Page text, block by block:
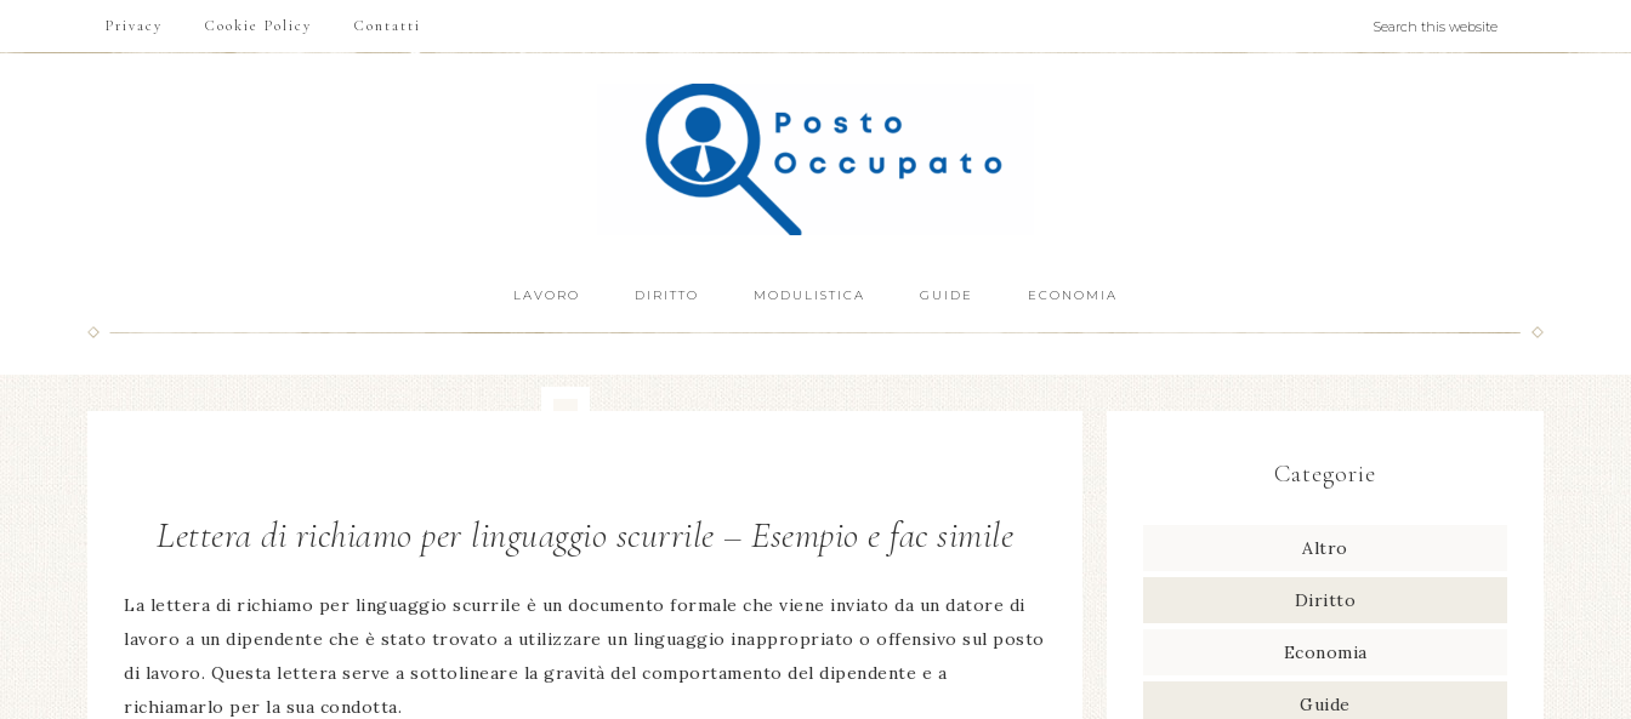
Privacy Cookie Policy Contatti
LAVORO DIRITTO MODULISTICA GUIDE ECONOMIA
Lettera di richiamo per linguaggio scurrile – Esempio e fac simile
La lettera di richiamo per linguaggio scurrile è un documento formale che viene inviato da un datore di
lavoro a un dipendente che è stato trovato a utilizzare un linguaggio inappropriato o offensivo sul posto
di lavoro. Questa lettera serve a sottolineare la gravità del comportamento del dipendente e a
richiamarlo per la sua condotta.
Categorie
Altro
Diritto
Economia
Guide